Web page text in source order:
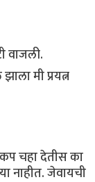
वाजली.
मी प्रयत्न
चहा देतीस का
नाहीत. जेवायची